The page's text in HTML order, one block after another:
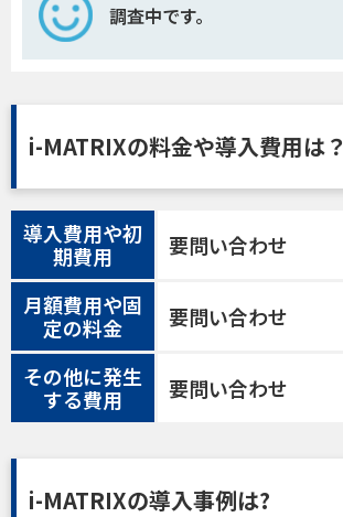
調査中です。
i-MATRIXの料金や導入費用は？
導入費用や初
期費用
要問い合わせ
月額費用や固
定の料金
要問い合わせ
その他に発生
する費用
要問い合わせ
i-MATRIXの導入事例は?